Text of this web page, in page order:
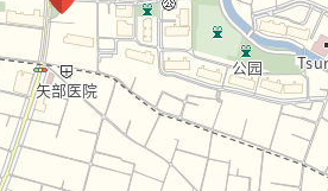
…约470m(步行6分钟)
若宫店…约550m(步行7分钟)
约140m(步行2分钟)
…约950m(步行12分钟)
1400m(步行17分钟)